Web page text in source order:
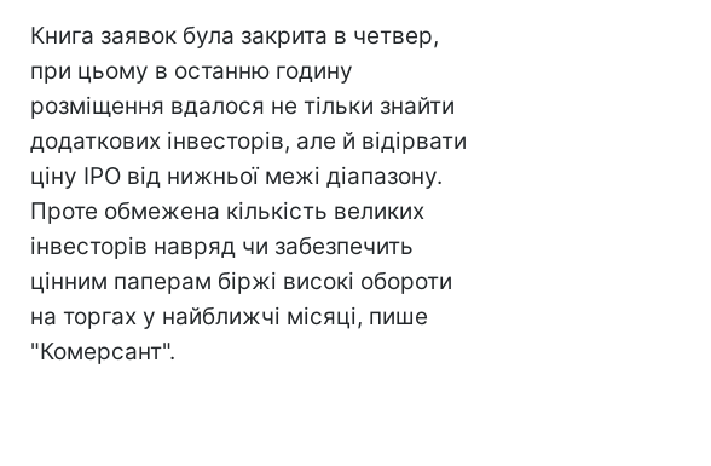
Книга заявок була закрита в четвер,
при цьому в останню годину
розміщення вдалося не тільки знайти
додаткових інвесторів, але й відірвати
ціну IPO від нижньої межі діапазону.
Проте обмежена кількість великих
інвесторів навряд чи забезпечить
цінним паперам біржі високі обороти
на торгах у найближчі місяці, пише
"Комерсант".